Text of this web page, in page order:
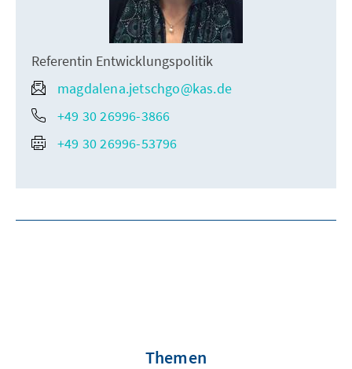
Referentin Entwicklungspolitik
magdalena.jetschgo@kas.de
+49 30 26996-3866
+49 30 26996-53796
Themen